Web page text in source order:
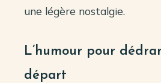
une légère nostalgie.
L’humour pour
départ